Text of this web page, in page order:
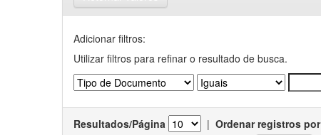
Adicionar filtros:
Utilizar filtros para refinar o resultado de busca.
Resultados/Página | Ordenar registros por